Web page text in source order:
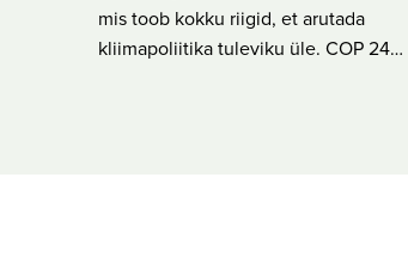
mis toob kokku riigid, et arutada
kliimapoliitika tuleviku üle. COP 24…